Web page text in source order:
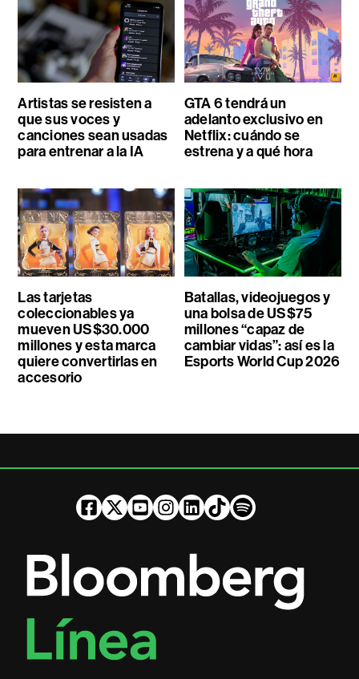
Artistas se resisten a
que sus voces y
canciones sean usadas
para entrenar a la IA
GTA 6 tendrá un
adelanto exclusivo en
Netflix: cuándo se
estrena y a qué hora
Las tarjetas
coleccionables ya
mueven US$30.000
millones y esta marca
quiere convertirlas en
accesorio
Batallas, videojuegos y
una bolsa de US$75
millones “capaz de
cambiar vidas”: así es la
Esports World Cup 2026